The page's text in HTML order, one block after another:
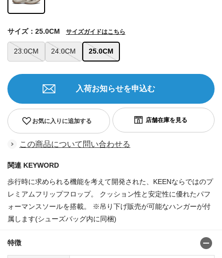
23.0CM 24.0CM 25.0CM
サイズ：25.0CM サイズガイドはこちら
お気に入りに追加する
入荷お知らせを申込む
この商品について問い合わせる
関連 KEYWORD
歩行時に求められる機能を考えて開発された、KEENならではのプ
レミアムフリップフロップ。 クッション性と安定性に優れたパフ
ォーマンスソールを搭載。 ※吊り下げ販売が可能なハンガーが付
属します(シューズバッグ内に同梱)
特徴